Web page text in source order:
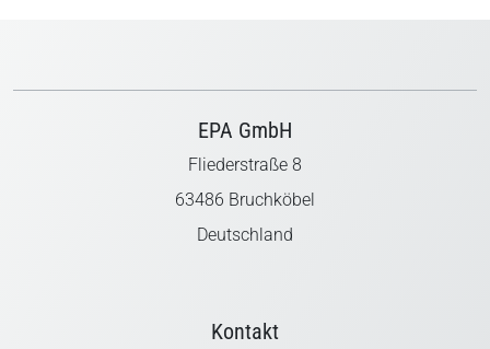
EPA GmbH
Fliederstraße 8
63486 Bruchköbel
Deutschland
Kontakt